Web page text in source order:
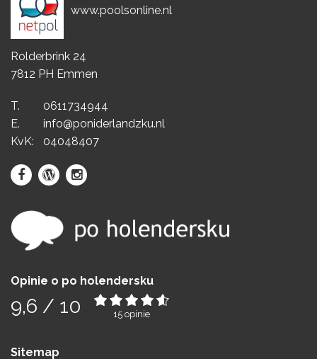
www.poolsonline.nl
Rolderbrink 24
7812 PH Emmen
T.
0611734944
E.
info@poniderlandzku.nl
KvK:
04048407
Opinie o po holendersku
9,6 / 10 15 opinie
Sitemap